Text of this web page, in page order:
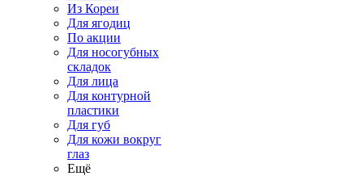
Из Кореи
Для ягодиц
По акции
Для носогубных
складок
Для лица
Для контурной
пластики
Для губ
Для кожи вокруг
глаз
Ещё